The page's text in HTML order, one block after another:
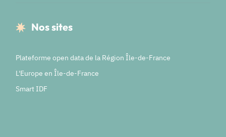
Nos sites
Plateforme open data de la Région Île-de-France
L'Europe en Île-de-France
Smart IDF